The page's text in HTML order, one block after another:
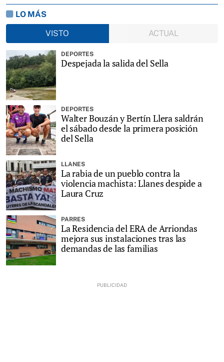
LO MÁS
VISTO
ACTUAL
DEPORTES
Despejada la salida del Sella
DEPORTES
Walter Bouzán y Bertín Llera saldrán
el sábado desde la primera posición
del Sella
LLANES
La rabia de un pueblo contra la
violencia machista: Llanes despide a
Laura Cruz
PARRES
La Residencia del ERA de Arriondas
mejora sus instalaciones tras las
demandas de las familias